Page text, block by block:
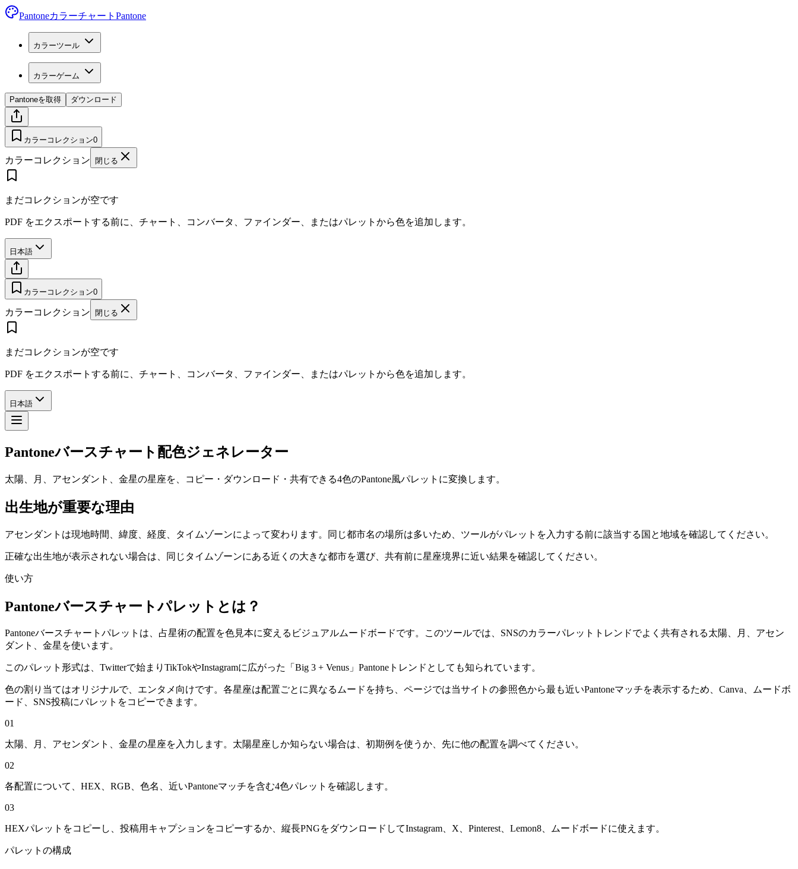
Pantoneカラーチャート Pantone
カラーツール
カラーゲーム
Pantoneを取得 ダウンロード
カラーコレクション0
カラーコレクション 閉じる
まだコレクションが空です
PDF をエクスポートする前に、チャート、コンバータ、ファインダー、またはパレットから色を追加します。
日本語
カラーコレクション0
カラーコレクション 閉じる
まだコレクションが空です
PDF をエクスポートする前に、チャート、コンバータ、ファインダー、またはパレットから色を追加します。
日本語
Pantoneバースチャート配色ジェネレーター
太陽、月、アセンダント、金星の星座を、コピー・ダウンロード・共有できる4色のPantone風パレットに変換します。
出生地が重要な理由
アセンダントは現地時間、緯度、経度、タイムゾーンによって変わります。同じ都市名の場所は多いため、ツールがパレットを入力する前に該当する国と地域を確認してください。
正確な出生地が表示されない場合は、同じタイムゾーンにある近くの大きな都市を選び、共有前に星座境界に近い結果を確認してください。
使い方
Pantoneバースチャートパレットとは？
Pantoneバースチャートパレットは、占星術の配置を色見本に変えるビジュアルムードボードです。このツールでは、SNSのカラーパレットトレンドでよく共有される太陽、月、アセン
ダント、金星を使います。
このパレット形式は、Twitterで始まりTikTokやInstagramに広がった「Big 3 + Venus」Pantoneトレンドとしても知られています。
色の割り当てはオリジナルで、エンタメ向けです。各星座は配置ごとに異なるムードを持ち、ページでは当サイトの参照色から最も近いPantoneマッチを表示するため、Canva、ムードボ
ード、SNS投稿にパレットをコピーできます。
01
太陽、月、アセンダント、金星の星座を入力します。太陽星座しか知らない場合は、初期例を使うか、先に他の配置を調べてください。
02
各配置について、HEX、RGB、色名、近いPantoneマッチを含む4色パレットを確認します。
03
HEXパレットをコピーし、投稿用キャプションをコピーするか、縦長PNGをダウンロードしてInstagram、X、Pinterest、Lemon8、ムードボードに使えます。
パレットの構成